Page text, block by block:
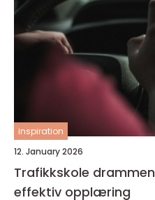
inspiration
12. January 2026
Trafikkskole drammen slik finner du trygg og
effektiv opplæring